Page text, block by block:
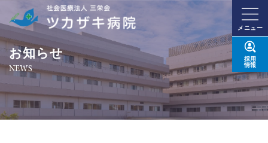
メニュー
採用
情報
お知らせ
NEWS